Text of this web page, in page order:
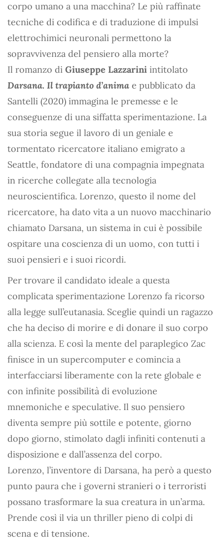
corpo umano a una macchina? Le più raffinate
tecniche di codifica e di traduzione di impulsi
elettrochimici neuronali permettono la
sopravvivenza del pensiero alla morte?
Il romanzo di Giuseppe Lazzarini intitolato
Darsana. Il trapianto d’anima e pubblicato da
Santelli (2020) immagina le premesse e le
conseguenze di una siffatta sperimentazione. La
sua storia segue il lavoro di un geniale e
tormentato ricercatore italiano emigrato a
Seattle, fondatore di una compagnia impegnata
in ricerche collegate alla tecnologia
neuroscientifica. Lorenzo, questo il nome del
ricercatore, ha dato vita a un nuovo macchinario
chiamato Darsana, un sistema in cui è possibile
ospitare una coscienza di un uomo, con tutti i
suoi pensieri e i suoi ricordi.
Per trovare il candidato ideale a questa
complicata sperimentazione Lorenzo fa ricorso
alla legge sull’eutanasia. Sceglie quindi un ragazzo
che ha deciso di morire e di donare il suo corpo
alla scienza. E così la mente del paraplegico Zac
finisce in un supercomputer e comincia a
interfacciarsi liberamente con la rete globale e
con infinite possibilità di evoluzione
mnemoniche e speculative. Il suo pensiero
diventa sempre più sottile e potente, giorno
dopo giorno, stimolato dagli infiniti contenuti a
disposizione e dall’assenza del corpo.
Lorenzo, l’inventore di Darsana, ha però a questo
punto paura che i governi stranieri o i terroristi
possano trasformare la sua creatura in un’arma.
Prende così il via un thriller pieno di colpi di
scena e di tensione.